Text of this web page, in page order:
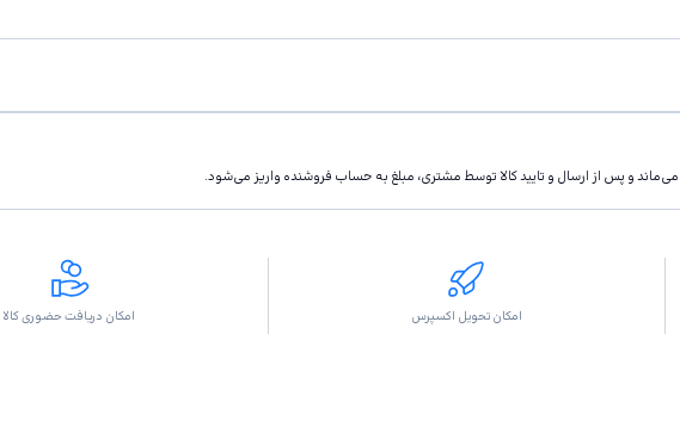
و پس از ارسال و تاييد كالا توسط مشتری، مبلغ به حساب فروشنده واريز مى‌شود.
امکان تحویل اکسپرس امکان دریافت حضوری کالا